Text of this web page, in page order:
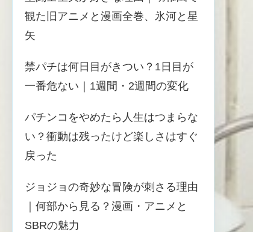
観た旧アニメと漫画全巻、氷河と星
矢
禁パチは何日目がきつい？1日目が
一番危ない｜1週間・2週間の変化
パチンコをやめたら人生はつまらな
い？衝動は残ったけど楽しさはすぐ
戻った
ジョジョの奇妙な冒険が刺さる理由
｜何部から見る？漫画・アニメと
SBRの魅力